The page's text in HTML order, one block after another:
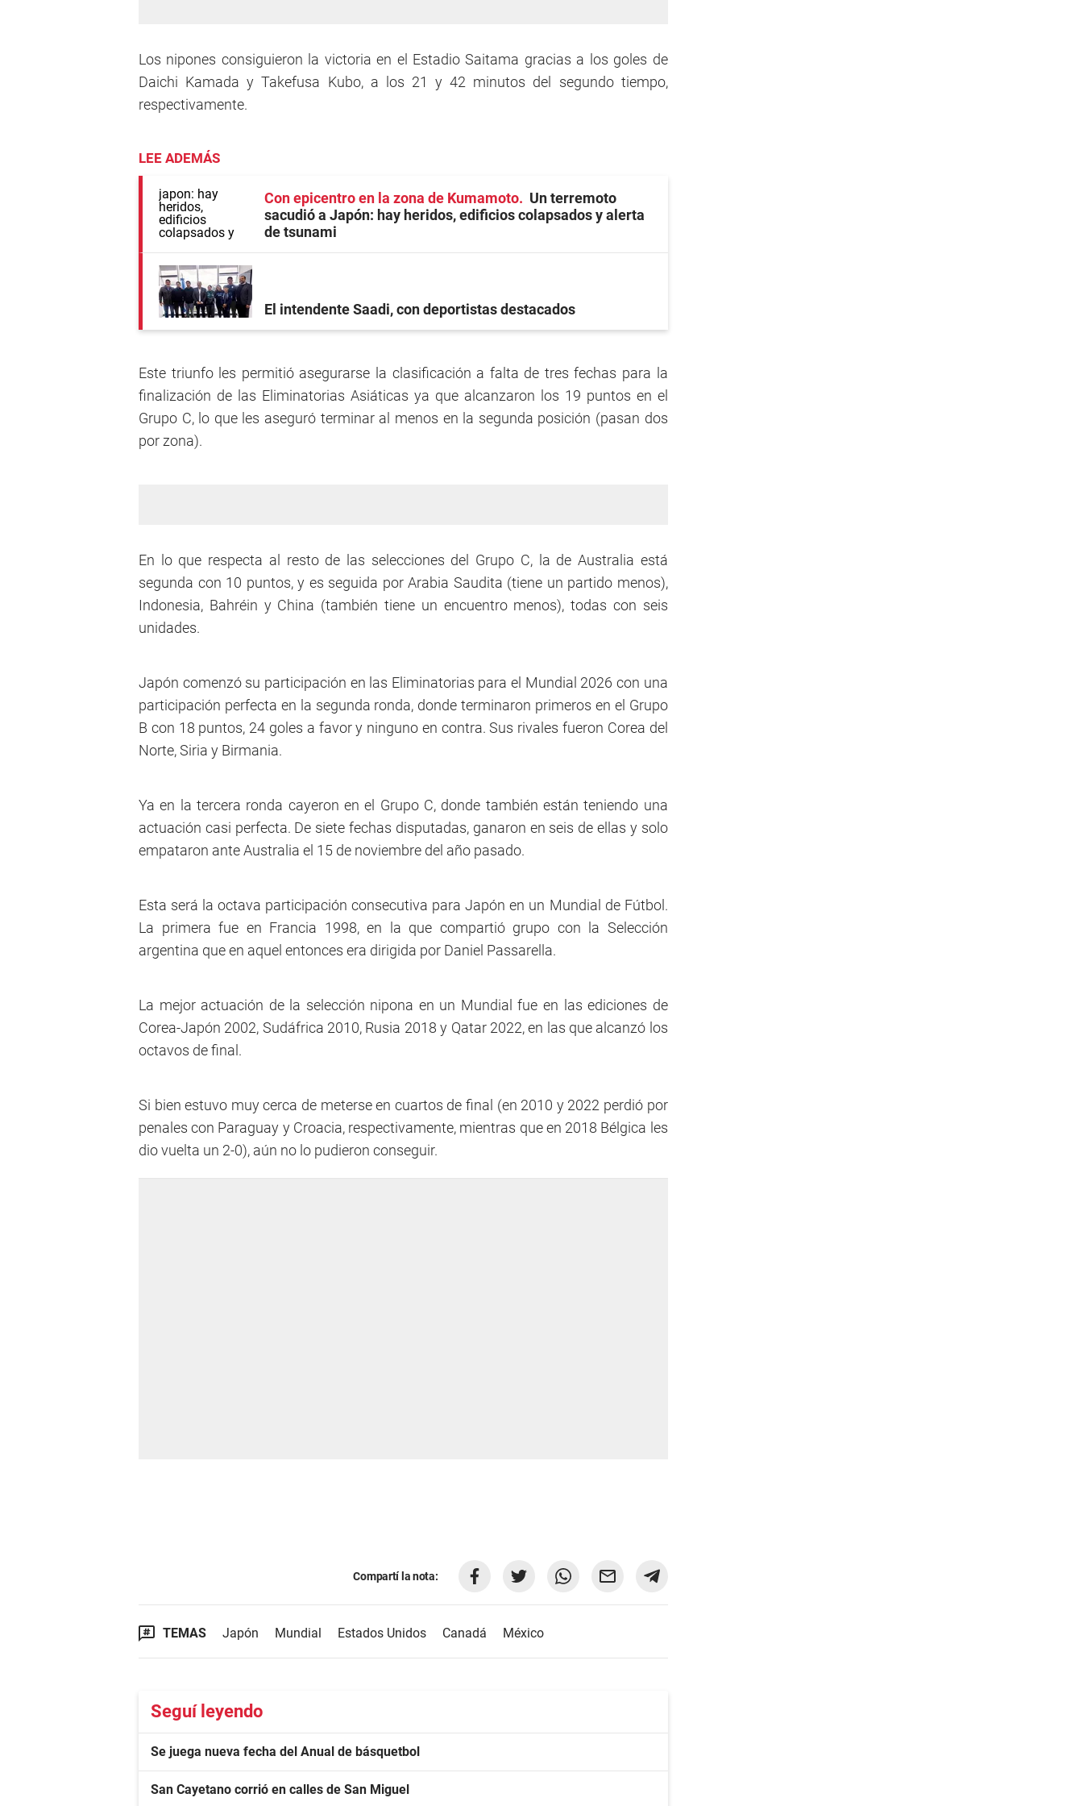
Los nipones consiguieron la victoria en el Estadio Saitama gracias a los goles de
Daichi Kamada y Takefusa Kubo, a los 21 y 42 minutos del segundo tiempo,
respectivamente.
LEE ADEMÁS
Con epicentro en la zona de Kumamoto
Un terremoto
sacudió a Japón: hay heridos, edificios colapsados y alerta
de tsunami
El intendente Saadi, con deportistas destacados
Este triunfo les permitió asegurarse la clasificación a falta de tres fechas para la
finalización de las Eliminatorias Asiáticas ya que alcanzaron los 19 puntos en el
Grupo C, lo que les aseguró terminar al menos en la segunda posición (pasan dos
por zona).
En lo que respecta al resto de las selecciones del Grupo C, la de Australia está
segunda con 10 puntos, y es seguida por Arabia Saudita (tiene un partido menos),
Indonesia, Bahréin y China (también tiene un encuentro menos), todas con seis
unidades.
Japón comenzó su participación en las Eliminatorias para el Mundial 2026 con una
participación perfecta en la segunda ronda, donde terminaron primeros en el Grupo
B con 18 puntos, 24 goles a favor y ninguno en contra. Sus rivales fueron Corea del
Norte, Siria y Birmania.
Ya en la tercera ronda cayeron en el Grupo C, donde también están teniendo una
actuación casi perfecta. De siete fechas disputadas, ganaron en seis de ellas y solo
empataron ante Australia el 15 de noviembre del año pasado.
Esta será la octava participación consecutiva para Japón en un Mundial de Fútbol.
La primera fue en Francia 1998, en la que compartió grupo con la Selección
argentina que en aquel entonces era dirigida por Daniel Passarella.
La mejor actuación de la selección nipona en un Mundial fue en las ediciones de
Corea-Japón 2002, Sudáfrica 2010, Rusia 2018 y Qatar 2022, en las que alcanzó los
octavos de final.
Si bien estuvo muy cerca de meterse en cuartos de final (en 2010 y 2022 perdió por
penales con Paraguay y Croacia, respectivamente, mientras que en 2018 Bélgica les
dio vuelta un 2-0), aún no lo pudieron conseguir.
Compartí la nota:
TEMAS Japón Mundial Estados Unidos Canadá México
Seguí leyendo
Se juega nueva fecha del Anual de básquetbol
San Cayetano corrió en calles de San Miguel